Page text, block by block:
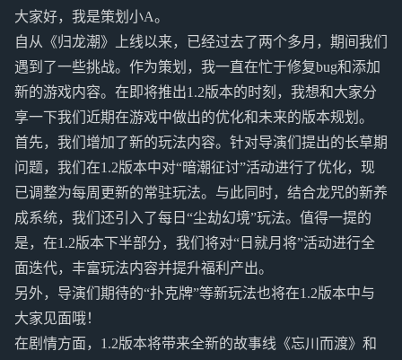
大家好，我是策划小A。
自从《归龙潮》上线以来，已经过去了两个多月，期间我们
遇到了一些挑战。作为策划，我一直在忙于修复bug和添加
新的游戏内容。在即将推出1.2版本的时刻，我想和大家分
享一下我们近期在游戏中做出的优化和未来的版本规划。
首先，我们增加了新的玩法内容。针对导演们提出的长草期
问题，我们在1.2版本中对“暗潮征讨”活动进行了优化，现
已调整为每周更新的常驻玩法。与此同时，结合龙咒的新养
成系统，我们还引入了每日“尘劫幻境”玩法。值得一提的
是，在1.2版本下半部分，我们将对“日就月将”活动进行全
面迭代，丰富玩法内容并提升福利产出。
另外，导演们期待的“扑克牌”等新玩法也将在1.2版本中与
大家见面哦！
在剧情方面，1.2版本将带来全新的故事线《忘川而渡》和